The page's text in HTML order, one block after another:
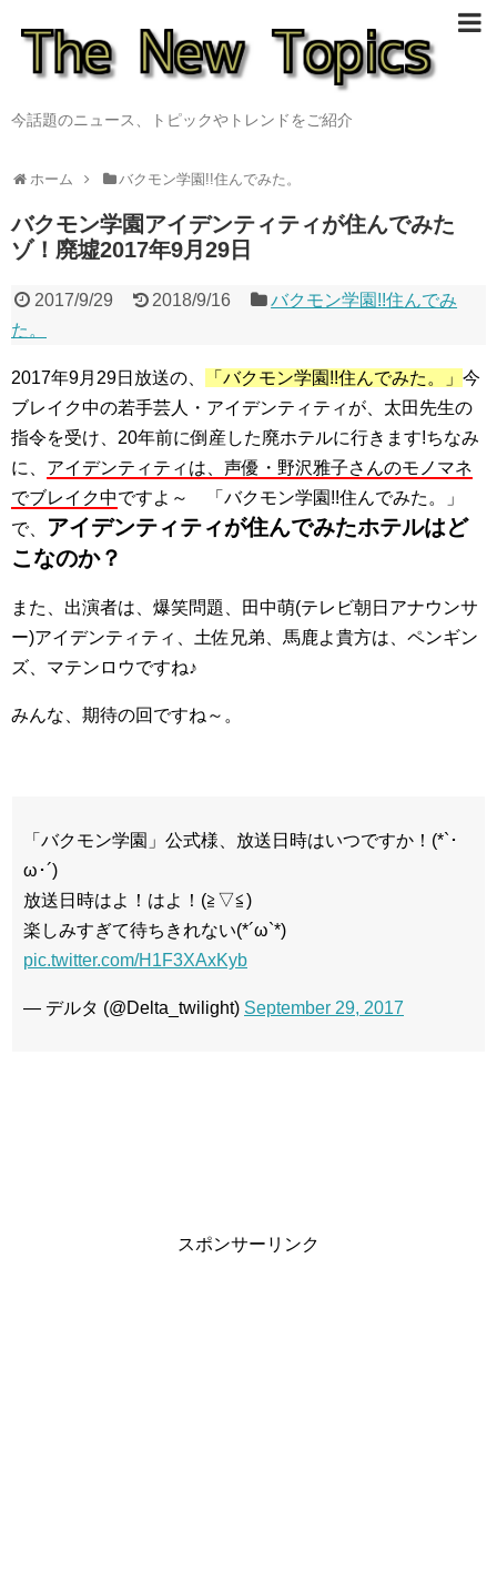
今話題のニュース、トピックやトレンドをご紹介
ホーム バクモン学園!!住んでみた。
バクモン学園アイデンティティが住んでみた
ゾ！廃墟2017年9月29日
2017/9/29 2018/9/16
バクモン学園!!住んでみ
た。
2017年9月29日放送の、 「バクモン学園!!住んでみた。」 今
ブレイク中の若手芸人・アイデンティティが、太田先生の
指令を受け、20年前に倒産した廃ホテルに行きます!ちなみ
に、 アイデンティティは、声優・野沢雅子さんのモノマネ
でブレイク中ですよ～ 「バクモン学園!!住んでみた。」
で、
アイデンティティが住んでみたホテルはど
こなのか？
また、出演者は、爆笑問題、田中萌(テレビ朝日アナウンサ
ー)アイデンティティ、土佐兄弟、馬鹿よ貴方は、ペンギン
ズ、マテンロウですね♪
みんな、期待の回ですね～。
「バクモン学園」公式様、放送日時はいつですか！(*`･
ω･´)
放送日時はよ！はよ！(≧▽≦)
楽しみすぎて待ちきれない(*´ω`*)
pic.twitter.com/H1F3XAxKyb
— デルタ (@Delta_twilight) September 29, 2017
スポンサーリンク